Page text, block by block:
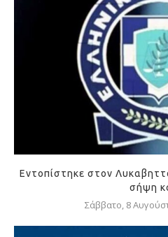
Εντοπίστηκε στον
σήψη
Σάββατο, 8